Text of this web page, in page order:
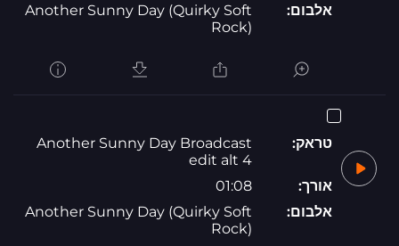
אלבום:
Another Sunny Day (Quirky Soft
Rock)
טראק:
Another Sunny Day Broadcast
edit alt 4
אורך:
01:08
אלבום:
Another Sunny Day (Quirky Soft
Rock)